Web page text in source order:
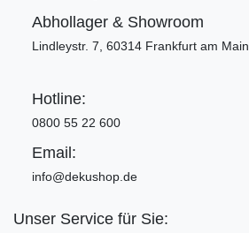
Abhollager & Showroom
Lindleystr. 7, 60314 Frankfurt am Main
Hotline:
0800 55 22 600
Email:
info@dekushop.de
Unser Service für Sie: